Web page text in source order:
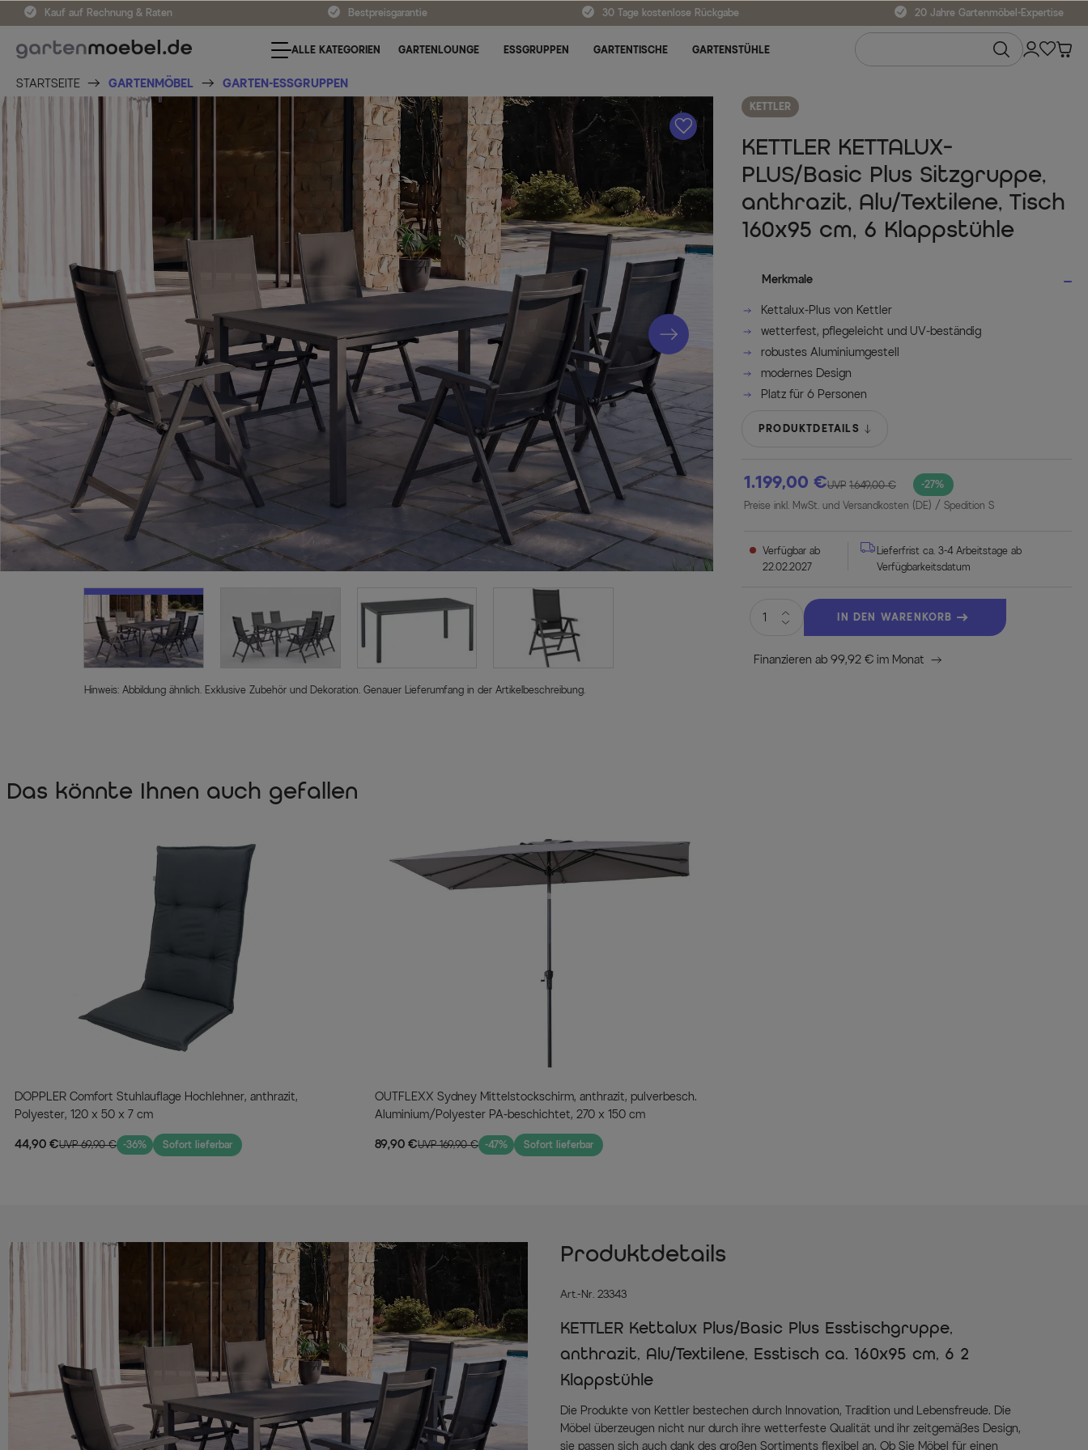
Kauf auf Rechnung & Raten Bestpreisgarantie 30 Tage kostenlose Rückgabe 20 Jahre Gartenmöbel-Expertise
ALLE KATEGORIEN GARTENLOUNGE ESSGRUPPEN GARTENTISCHE GARTENSTÜHLE
STARTSEITE GARTENMÖBEL GARTEN-ESSGRUPPEN
A
Hinweis: Abbildung ähnlich. Exklusive Zubehör und Dekoration. Genauer Lieferumfang in der Artikelbeschreibung.
KETTLER
KETTLER KETTALUX-
PLUS/Basic Plus Sitzgruppe,
anthrazit, Alu/Textilene, Tisch
160x95 cm, 6 Klappstühle
Merkmale
Kettalux-Plus von Kettler
wetterfest, pflegeleicht und UV-beständig
robustes Aluminiumgestell
modernes Design
Platz für 6 Personen
PRODUKTDETAILS
1.199,00 € -27%
UVP 1.649,00 €
Preise inkl. MwSt. und Versandkosten (DE) / Spedition S
Verfügbar ab
22.02.2027
Lieferfrist ca. 3-4 Arbeitstage ab
Verfügbarkeitsdatum
IN DEN WARENKORB
Finanzieren ab 99,92 € im Monat
Das könnte Ihnen auch gefallen
DOPPLER Comfort Stuhlauflage Hochlehner, anthrazit,
Polyester, 120 x 50 x 7 cm
44,90 €UVP 69,90 € -36% Sofort lieferbar
OUTFLEXX Sydney Mittelstockschirm, anthrazit, pulverbesch.
Aluminium/Polyester PA-beschichtet, 270 x 150 cm
89,90 €UVP 169,90 € -47% Sofort lieferbar
Produktdetails
Art.-Nr. 23343
KETTLER Kettalux Plus/Basic Plus Esstischgruppe,
anthrazit, Alu/Textilene, Esstisch ca. 160x95 cm, 6 2
Klappstühle
Die Produkte von Kettler bestechen durch Innovation, Tradition und Lebensfreude. Die
Möbel überzeugen nicht nur durch ihre wetterfeste Qualität und ihr zeitgemäßes Design,
sie passen sich auch dank des großen Sortiments flexibel an. Ob Sie Möbel für einen